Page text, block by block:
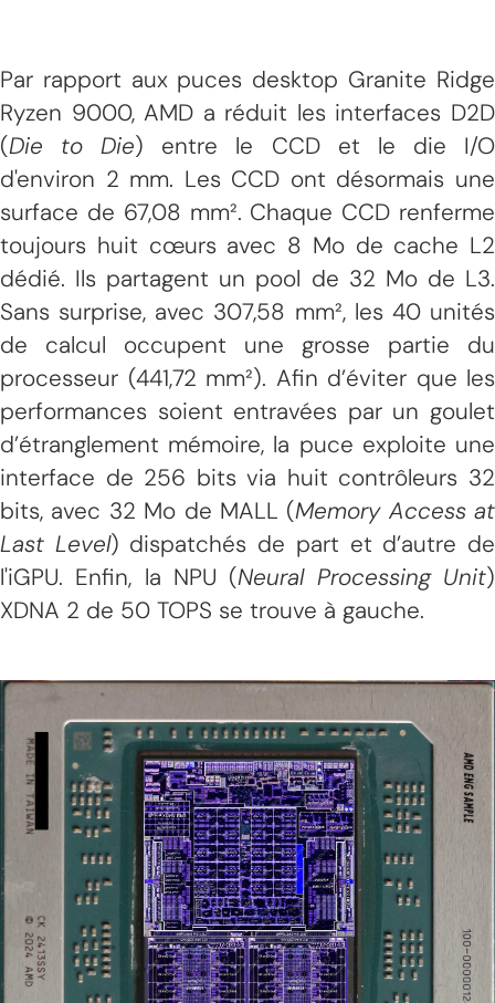
Par rapport aux puces desktop Granite Ridge
Ryzen 9000, AMD a réduit les interfaces D2D
(Die to Die) entre le CCD et le die I/O
d'environ 2 mm. Les CCD ont désormais une
surface de 67,08 mm². Chaque CCD renferme
toujours huit cœurs avec 8 Mo de cache L2
dédié. Ils partagent un pool de 32 Mo de L3.
Sans surprise, avec 307,58 mm², les 40 unités
de calcul occupent une grosse partie du
processeur (441,72 mm²). Afin d’éviter que les
performances soient entravées par un goulet
d’étranglement mémoire, la puce exploite une
interface de 256 bits via huit contrôleurs 32
bits, avec 32 Mo de MALL (Memory Access at
Last Level) dispatchés de part et d’autre de
l'iGPU. Enfin, la NPU (Neural Processing Unit)
XDNA 2 de 50 TOPS se trouve à gauche.